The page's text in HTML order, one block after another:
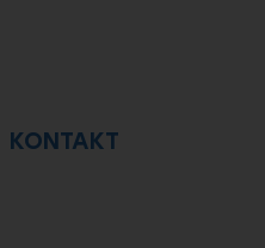
KONTAKT